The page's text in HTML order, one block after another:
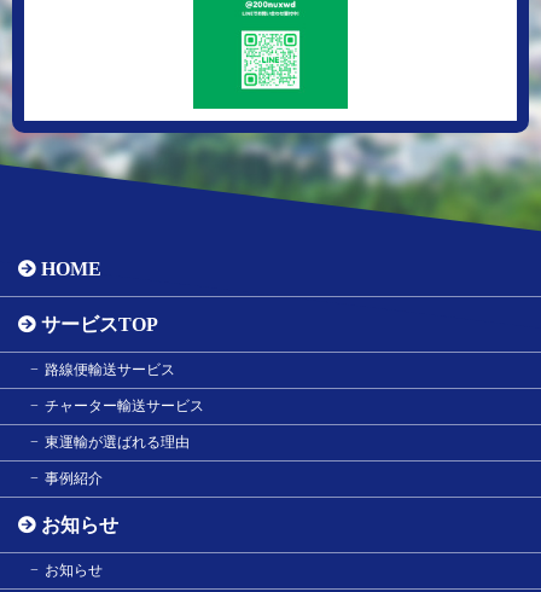
HOME
サービスTOP
路線便輸送サービス
チャーター輸送サービス
東運輸が選ばれる理由
事例紹介
お知らせ
お知らせ